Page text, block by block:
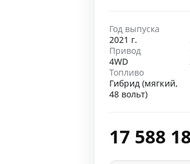
Год выпуска
2021 г.
Привод
4WD
Топливо
Гибрид (мягкий,
48 вольт)
17 588